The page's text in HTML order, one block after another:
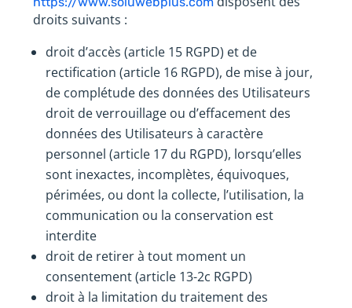
droits suivants :
droit d’accès (article 15 RGPD) et de
rectification (article 16 RGPD), de mise à jour,
de complétude des données des Utilisateurs
droit de verrouillage ou d’effacement des
données des Utilisateurs à caractère
personnel (article 17 du RGPD), lorsqu’elles
sont inexactes, incomplètes, équivoques,
périmées, ou dont la collecte, l’utilisation, la
communication ou la conservation est
interdite
droit de retirer à tout moment un
consentement (article 13-2c RGPD)
droit à la limitation du traitement des